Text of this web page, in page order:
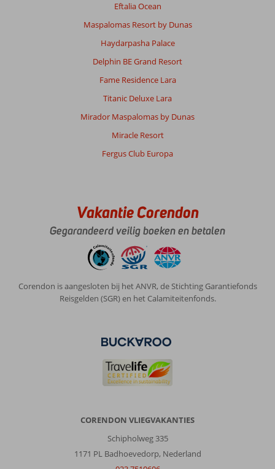
Eftalia Ocean
Maspalomas Resort by Dunas
Haydarpasha Palace
Delphin BE Grand Resort
Fame Residence Lara
Titanic Deluxe Lara
Mirador Maspalomas by Dunas
Miracle Resort
Fergus Club Europa
Vakantie Corendon
Gegarandeerd veilig boeken en betalen
Corendon is aangesloten bij het ANVR, de Stichting Garantiefonds
Reisgelden (SGR) en het Calamiteitenfonds.
CORENDON VLIEGVAKANTIES
Schipholweg 335
1171 PL Badhoevedorp, Nederland